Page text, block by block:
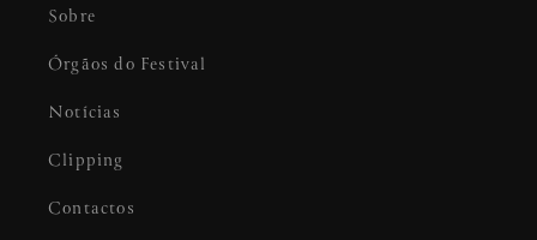
Sobre
Órgãos do Festival
Notícias
Clipping
Contactos